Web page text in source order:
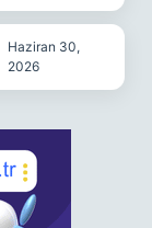
Haziran 30,
2026